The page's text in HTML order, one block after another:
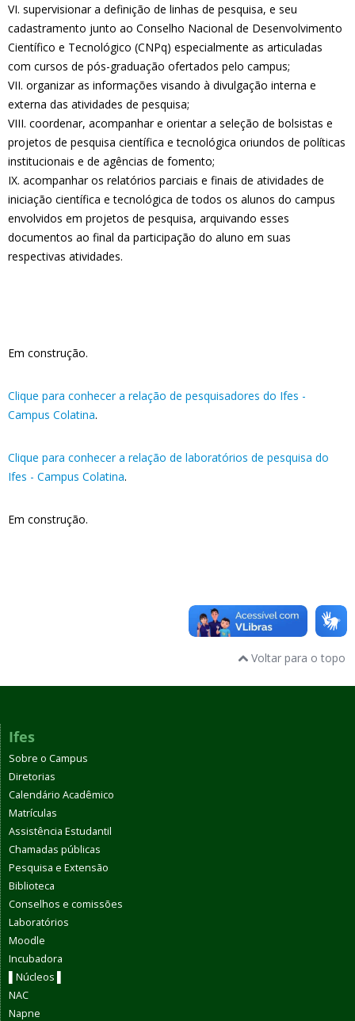
VI. supervisionar a definição de linhas de pesquisa, e seu
cadastramento junto ao Conselho Nacional de Desenvolvimento
Científico e Tecnológico (CNPq) especialmente as articuladas
com cursos de pós-graduação ofertados pelo campus;
VII. organizar as informações visando à divulgação interna e
externa das atividades de pesquisa;
VIII. coordenar, acompanhar e orientar a seleção de bolsistas e
projetos de pesquisa científica e tecnológica oriundos de políticas
institucionais e de agências de fomento;
IX. acompanhar os relatórios parciais e finais de atividades de
iniciação científica e tecnológica de todos os alunos do campus
envolvidos em projetos de pesquisa, arquivando esses
documentos ao final da participação do aluno em suas
respectivas atividades.
Em construção.
Clique para conhecer a relação de pesquisadores do Ifes -
Campus Colatina.
Clique para conhecer a relação de laboratórios de pesquisa do
Ifes - Campus Colatina.
Em construção.
Voltar para o topo
Ifes
Sobre o Campus
Diretorias
Calendário Acadêmico
Matrículas
Assistência Estudantil
Chamadas públicas
Pesquisa e Extensão
Biblioteca
Conselhos e comissões
Laboratórios
Moodle
Incubadora
▌Núcleos ▌
NAC
Napne